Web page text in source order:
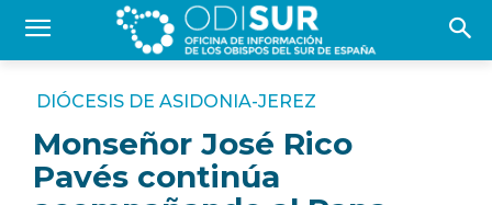
DIÓCESIS DE ASIDONIA-JEREZ
Monseñor José Rico
Pavés continúa